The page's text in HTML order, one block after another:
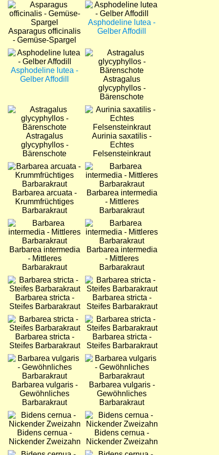
Bild
Asparagus officinalis
- Gemüse-Spargel
Bild
Asphodeline lutea -
Gelber Affodill
Bild
Asphodeline lutea -
Gelber Affodill
Bild
Astragalus
glycyphyllos -
Bärenschote
Bild
Astragalus
glycyphyllos -
Bärenschote
Bild
Aurinia saxatilis -
Echtes
Felsensteinkraut
Bild
Barbarea arcuata -
Krummfrüchtiges
Barbarakraut
Bild
Barbarea intermedia
- Mittleres
Barbarakraut
Bild
Barbarea intermedia
- Mittleres
Barbarakraut
Bild
Barbarea intermedia
- Mittleres
Barbarakraut
Bild
Barbarea stricta -
Steifes Barbarakraut
Bild
Barbarea stricta -
Steifes Barbarakraut
Bild
Barbarea stricta -
Steifes Barbarakraut
Bild
Barbarea stricta -
Steifes Barbarakraut
Bild
Barbarea vulgaris -
Gewöhnliches
Barbarakraut
Bild
Barbarea vulgaris -
Gewöhnliches
Barbarakraut
Bild
Bidens cernua -
Nickender Zweizahn
Bild
Bidens cernua -
Nickender Zweizahn